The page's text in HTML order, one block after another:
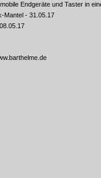
Endgeräte und Taster in
Mantel - 31.05.17